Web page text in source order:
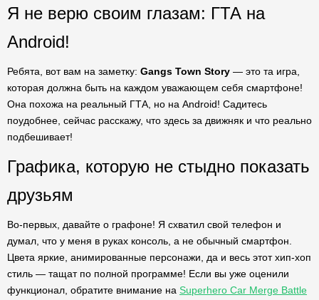
Я не верю своим глазам: ГТА на
Android!
Ребята, вот вам на заметку: Gangs Town Story — это та игра,
которая должна быть на каждом уважающем себя смартфоне!
Она похожа на реальный ГТА, но на Android! Садитесь
поудобнее, сейчас расскажу, что здесь за движняк и что реально
подбешивает!
Графика, которую не стыдно показать
друзьям
Во-первых, давайте о графоне! Я схватил свой телефон и
думал, что у меня в руках консоль, а не обычный смартфон.
Цвета яркие, анимированные персонажи, да и весь этот хип-хоп
стиль — тащат по полной программе! Если вы уже оценили
функционал, обратите внимание на Superhero Car Merge Battle